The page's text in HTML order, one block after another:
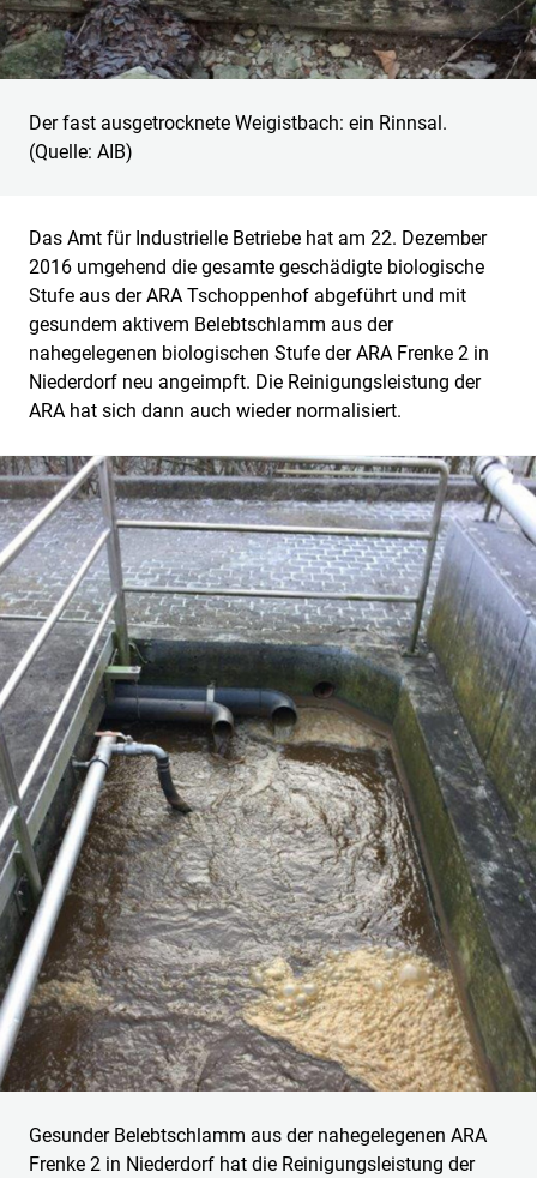
Der fast ausgetrocknete Weigistbach: ein Rinnsal.
(Quelle: AIB)
Das Amt für Industrielle Betriebe hat am 22. Dezember
2016 umgehend die gesamte geschädigte biologische
Stufe aus der ARA Tschoppenhof abgeführt und mit
gesundem aktivem Belebtschlamm aus der
nahegelegenen biologischen Stufe der ARA Frenke 2 in
Niederdorf neu angeimpft. Die Reinigungsleistung der
ARA hat sich dann auch wieder normalisiert.
Gesunder Belebtschlamm aus der nahegelegenen ARA
Frenke 2 in Niederdorf hat die Reinigungsleistung der